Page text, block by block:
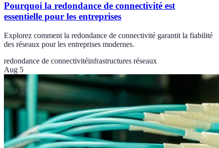
Pourquoi la redondance de connectivité est
essentielle pour les entreprises
Explorez comment la redondance de connectivité garantit la fiabilité
des réseaux pour les entreprises modernes.
redondance de connectivitéinfrastructures réseaux
Aug 5